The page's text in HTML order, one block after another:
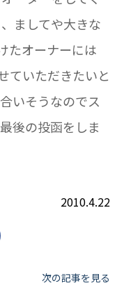
ましてや大きな
たオーナーには
ていただきたいと
いそうなのでス
後の投函をしま
2010.4.22
次の記事を見る